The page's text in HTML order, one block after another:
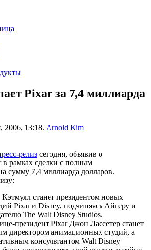
Pixar за 7,4 миллиарда
2006, 13:18. Arnold Kim
релиз сегодня, объявив о
в рамках сделки с полным
сумму 7,4 миллиарда долларов.
станет президентом новых
Pixar и Disney, подчиняясь Айгеру и
The Walt Disney Studios.
президент Pixar Джон Лассетер станет
директором анимационных студий, а
консультантом Walt Disney